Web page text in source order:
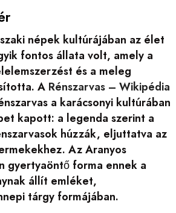
népek kultúrájában az élet
fontos állata volt, amely a
és a meleg
A Rénszarvas – Wikipédia
a karácsonyi kultúrában
kapott: a legenda szerint a
húzzák, eljuttatva az
Az Aranyos
gyertyaöntő forma ennek a
állít emléket,
tárgy formájában.